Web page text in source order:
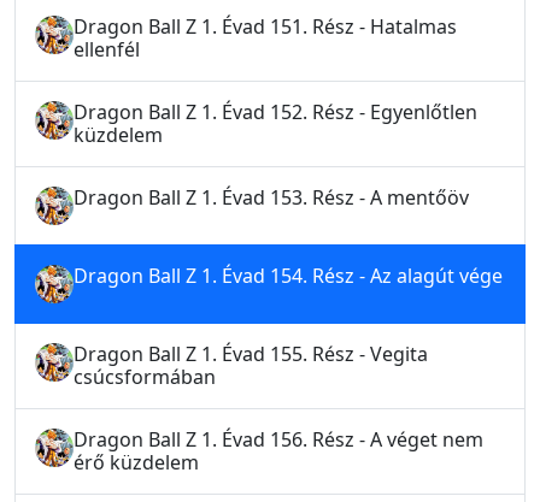
Dragon Ball Z 1. Évad 151. Rész - Hatalmas
ellenfél
Dragon Ball Z 1. Évad 152. Rész - Egyenlőtlen
küzdelem
Dragon Ball Z 1. Évad 153. Rész - A mentőöv
Dragon Ball Z 1. Évad 154. Rész - Az alagút vége
Dragon Ball Z 1. Évad 155. Rész - Vegita
csúcsformában
Dragon Ball Z 1. Évad 156. Rész - A véget nem
érő küzdelem